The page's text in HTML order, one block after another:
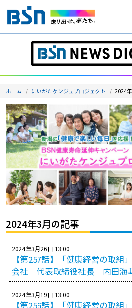
ホーム
テレビ
ラジオ
アナウンサー
イベント
ニュース
天気
プレゼント
キッズ ケンジュ
Well-being 防災・
ホーム にいがたケンジュプロジェクト 2024
2024年3月の記事
2024年3月26日 13:00
【第257話】「健康経営の取組
会社 代表取締役社長 内田海
2024年3月19日 13:00
【第256話】「健康経営の取組